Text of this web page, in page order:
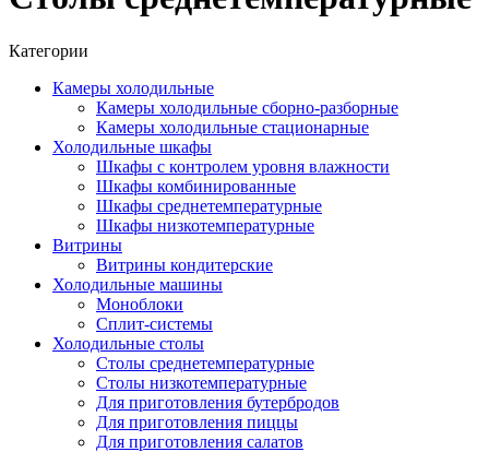
Категории
Камеры холодильные
Камеры холодильные сборно-разборные
Камеры холодильные стационарные
Холодильные шкафы
Шкафы с контролем уровня влажности
Шкафы комбинированные
Шкафы среднетемпературные
Шкафы низкотемпературные
Витрины
Витрины кондитерские
Холодильные машины
Моноблоки
Сплит-системы
Холодильные столы
Столы среднетемпературные
Столы низкотемпературные
Для приготовления бутербродов
Для приготовления пиццы
Для приготовления салатов